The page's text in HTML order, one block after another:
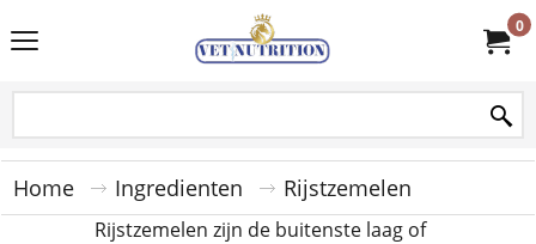
0
Home Ingredienten Rijstzemelen
Rijstzemelen zijn de buitenste laag of